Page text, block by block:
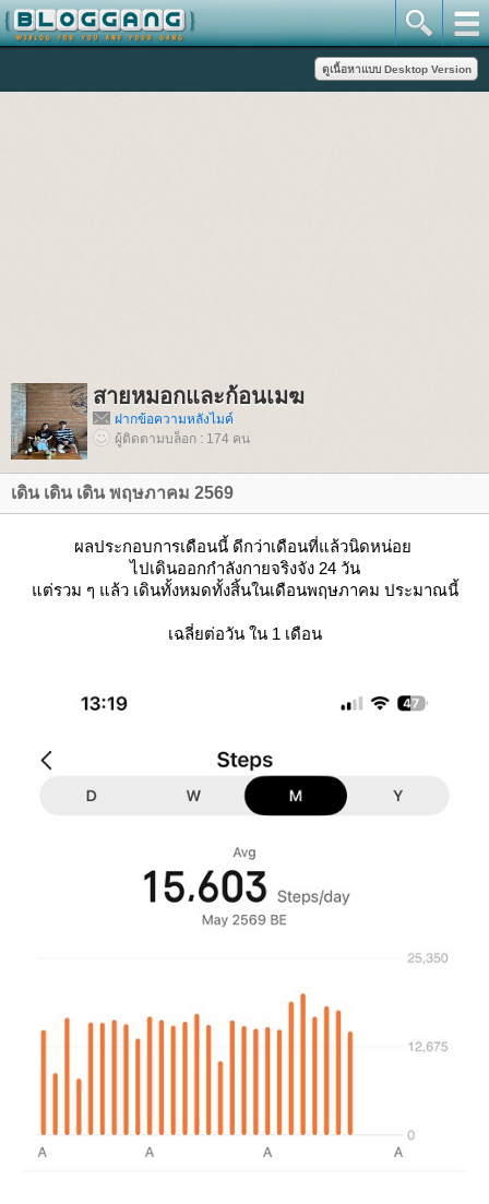
สายหมอกและก้อนเมฆ
ฝากข้อความหลังไมค์
ผู้ติดตามบล็อก : 174 คน
เดิน เดิน เดิน พฤษภาคม 2569
ผลประกอบการเดือนนี้ ดีกว่าเดือนที่แล้วนิดหน่อ
ไปเดินออกกำลังกายจริงจัง 24 วัน
ต่รวม ๆ แล้ว เดินทั้งหมดทั้งสิ้นในเดือนพฤษภาคม ประมาณนี้
เฉลี่ยต่อวัน ใน 1 เดือน